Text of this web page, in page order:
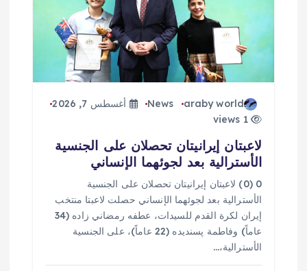
araby world
News
أغسطس 7, 2026
1 views
لاعبتان إيرانيتان تحصلان على الجنسية
الأسترالية بعد لجوئهما الإنساني
0 (0) لاعبتان إيرانيتان تحصلان على الجنسية
الأسترالية بعد لجوئهما الإنساني حصلت لاعبتا منتخب
إيران لكرة القدم للسيدات، عطفه رمضاني زاده (34
عاماً) وفاطمة پسنديده (22 عاماً)، على الجنسية
الأسترالية،…